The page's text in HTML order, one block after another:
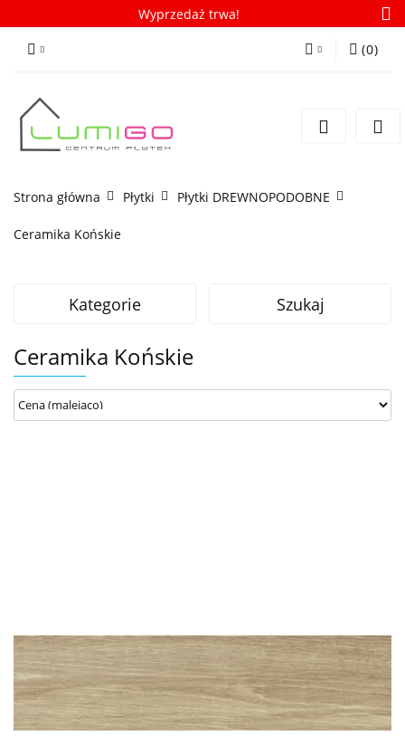
Wyprzedaż trwa!
Zarejestruj się
(0)
Strona główna Płytki Płytki DREWNOPODOBNE
Ceramika Końskie
Kategorie Szukaj
Ceramika Końskie